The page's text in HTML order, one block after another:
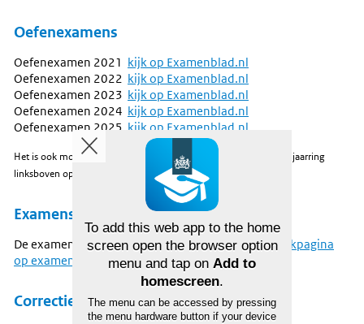
Oefenexamens
Oefenexamen 2021 kijk op Examenblad.nl
Oefenexamen 2022 kijk op Examenblad.nl
Oefenexamen 2023 kijk op Examenblad.nl
Oefenexamen 2024 kijk op Examenblad.nl
Oefenexamen 2025 kijk op Examenblad.nl
Het is ook mogelijk om examens uit andere jaren te kiezen via de jaarring
linksboven op
Examenstof
De examenstof is uitgewerkt in de syllabus, ziede vakpagina
op examenblad
Correctievoorschriften
To add this web app to the home
screen open the browser option
menu and tap on Add to
homescreen.
The menu can be accessed by pressing
the menu hardware button if your device